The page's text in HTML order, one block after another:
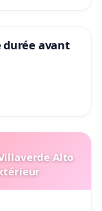
durée avant
Alto